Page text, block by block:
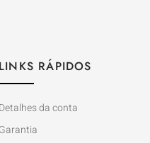
LINKS RÁPIDOS
Detalhes da conta
Garantia